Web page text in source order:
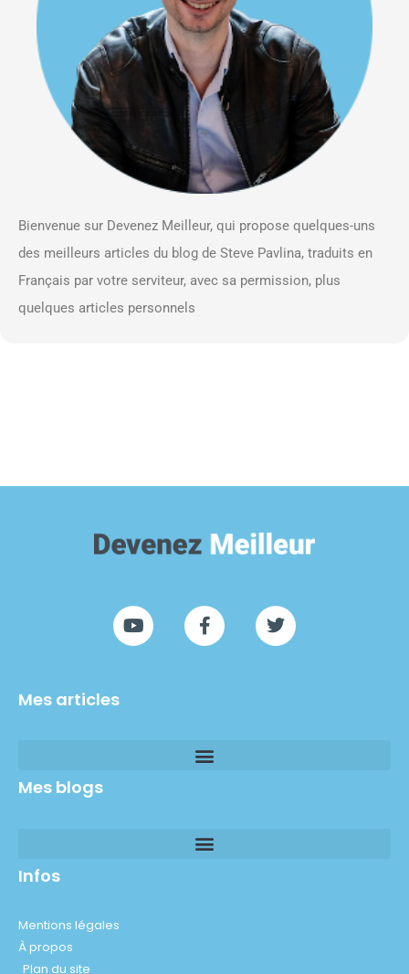
Bienvenue sur Devenez Meilleur, qui propose quelques-uns
des meilleurs articles du blog de Steve Pavlina, traduits en
Français par votre serviteur, avec sa permission, plus
quelques articles personnels
Mes articles
Mes blogs
Infos
Mentions légales
À propos
Plan du site